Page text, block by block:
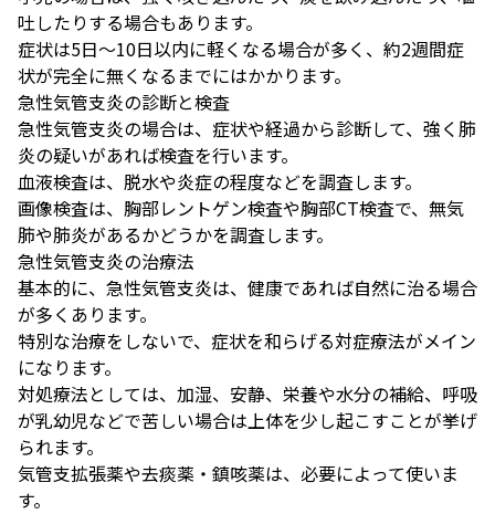
吐したりする場合もあります。
症状は5日～10日以内に軽くなる場合が多く、約2週間症
状が完全に無くなるまでにはかかります。
急性気管支炎の診断と検査
急性気管支炎の場合は、 症状や経過から診断して、強く肺
炎の疑いがあれば検査を行います。
血液検査は、脱水や炎症の程度などを調査します。
画像検査は、胸部レントゲン検査や胸部CT検査で、無気
肺や肺炎があるかどうかを調査します。
急性気管支炎の治療法
基本的に、急性気管支炎は、 健康であれば自然に治る場合
が多くあります。
特別な治療をしないで、症状を和らげる対症療法がメイン
になります。
対処療法としては、加湿、安静、栄養や水分の補給、呼吸
が乳幼児などで苦しい場合は上体を少し起こすことが挙げ
られます。
気管支拡張薬や去痰薬・鎮咳薬は、必要によって使いま
す。